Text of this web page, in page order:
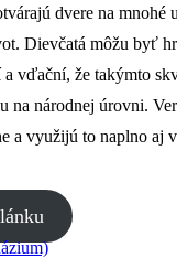
dvere na mnohé
Dievčatá môžu byť
vďační, že takýmto
na národnej úrovni.
a využijú to naplno aj